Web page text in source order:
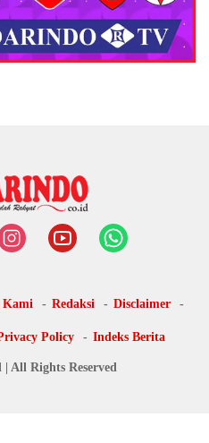
Kami Redaksi Disclaimer
Policy Indeks Berita
All Rights Reserved